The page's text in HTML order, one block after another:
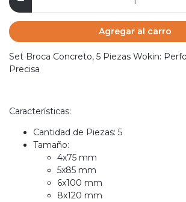
Agregar al carro
Set Broca Concreto, 5 Piezas Wokin:
Precisa
Características:
Cantidad de Piezas: 5
Tamaño:
4x75 mm
5x85 mm
6x100 mm
8x120 mm